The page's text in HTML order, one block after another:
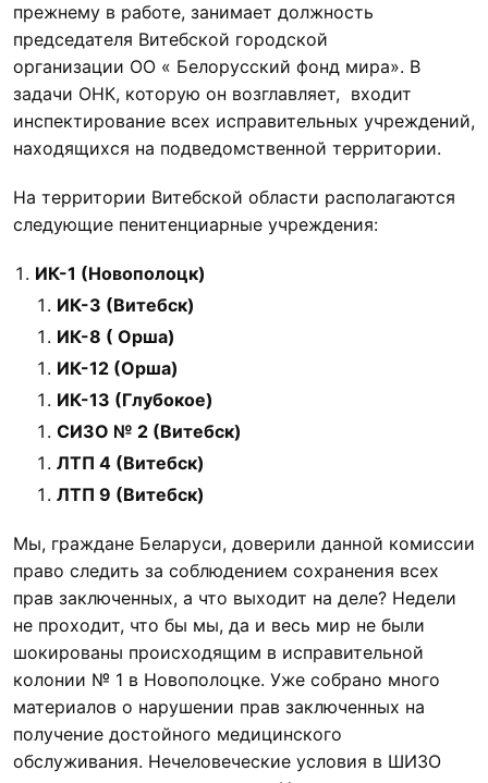
прежнему в работе, занимает должность
председателя Витебской городской
организации ОО « Белорусский фонд мира». В
задачи ОНК, которую он возглавляет, входит
инспектирование всех исправительных учреждений,
находящихся на подведомственной территории.
На территории Витебской области располагаются
следующие пенитенциарные учреждения:
ИК-1 (Новополоцк)
ИК-3 (Витебск)
ИК-8 ( Орша)
ИК-12 (Орша)
ИК-13 (Глубокое)
СИЗО № 2 (Витебск)
ЛТП 4 (Витебск)
ЛТП 9 (Витебск)
Мы, граждане Беларуси, доверили данной комиссии
право следить за соблюдением сохранения всех
прав заключенных, а что выходит на деле? Недели
не проходит, что бы мы, да и весь мир не были
шокированы происходящим в исправительной
колонии № 1 в Новополоцке. Уже собрано много
материалов о нарушении прав заключенных на
получение достойного медицинского
обслуживания. Нечеловеческие условия в ШИЗО